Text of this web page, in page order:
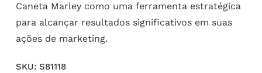
Caneta Marley como uma ferramenta estratégica
para alcançar resultados significativos em suas
ações de marketing.
SKU: S81118